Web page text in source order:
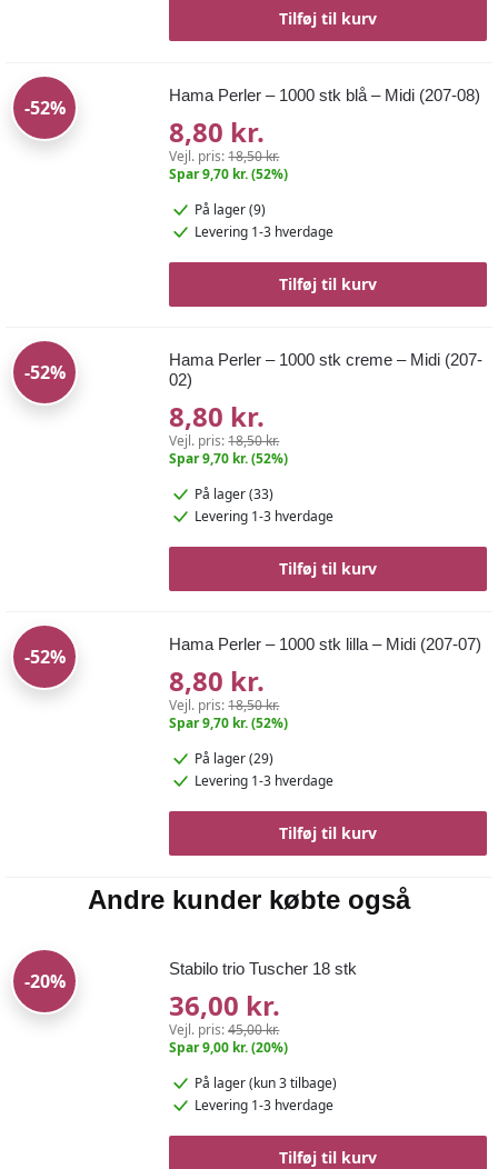
Tilføj til kurv
-52%
Hama Perler – 1000 stk blå – Midi (207-08)
8,80 kr.
Vejl. pris:18,50 kr.
Spar 9,70 kr. (52%)
På lager (9)
Levering 1-3 hverdage
Tilføj til kurv
-52%
Hama Perler – 1000 stk creme – Midi (207-
02)
8,80 kr.
Vejl. pris:18,50 kr.
Spar 9,70 kr. (52%)
På lager (33)
Levering 1-3 hverdage
Tilføj til kurv
-52%
Hama Perler – 1000 stk lilla – Midi (207-07)
8,80 kr.
Vejl. pris:18,50 kr.
Spar 9,70 kr. (52%)
På lager (29)
Levering 1-3 hverdage
Tilføj til kurv
Andre kunder købte også
-20%
Stabilo trio Tuscher 18 stk
36,00 kr.
Vejl. pris:45,00 kr.
Spar 9,00 kr. (20%)
På lager(kun 3 tilbage)
Levering 1-3 hverdage
Tilføj til kurv